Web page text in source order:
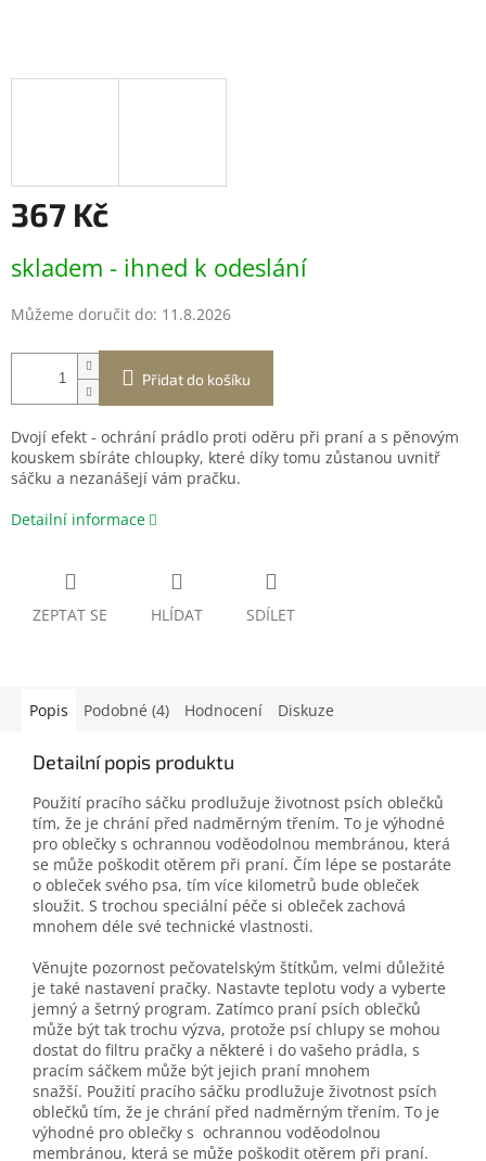
367 Kč
cena:
skladem - ihned k odeslání
Můžeme doručit do: 11.8.2026
Přidat do košíku
Dvojí efekt - ochrání prádlo proti oděru při praní a s pěnovým
kouskem sbíráte chloupky, které díky tomu zůstanou uvnitř
sáčku a nezanášejí vám pračku.
Detailní informace
ZEPTAT SE HLÍDAT SDÍLET
Popis Podobné (4) Hodnocení Diskuze
Detailní popis produktu
Použití pracího sáčku prodlužuje životnost psích oblečků
tím, že je chrání před nadměrným třením. To je výhodné
pro oblečky s ochrannou voděodolnou membránou, která
se může poškodit otěrem při praní. Čím lépe se postaráte
o obleček svého psa, tím více kilometrů bude obleček
sloužit. S trochou speciální péče si obleček zachová
mnohem déle své technické vlastnosti.
Věnujte pozornost pečovatelským štítkům, velmi důležité
je také nastavení pračky. Nastavte teplotu vody a vyberte
jemný a šetrný program. Zatímco praní psích oblečků
může být tak trochu výzva, protože psí chlupy se mohou
dostat do filtru pračky a některé i do vašeho prádla, s
pracím sáčkem může být jejich praní mnohem
snažší. Použití pracího sáčku prodlužuje životnost psích
oblečků tím, že je chrání před nadměrným třením. To je
výhodné pro oblečky s ochrannou voděodolnou
membránou, která se může poškodit otěrem při praní.